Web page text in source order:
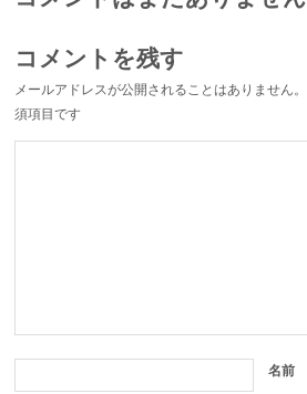
コメントを残す
メールアドレスが公開されることはありません。
須項目です
名前